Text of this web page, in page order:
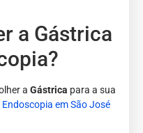
a Gástrica
a Gástrica para a sua
Endoscopia em São José